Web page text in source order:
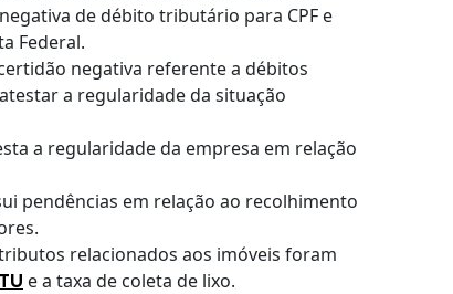
de débito tributário para CPF e
Federal.
negativa referente a débitos
a regularidade da situação
a regularidade da empresa em relação
pendências em relação ao recolhimento
relacionados aos imóveis foram
e a taxa de coleta de lixo.